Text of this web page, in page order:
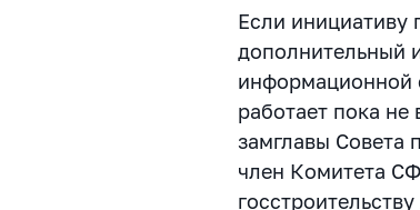
Если инициативу
дополнительный
информационной
работает пока
замглавы Совета
член Комитета